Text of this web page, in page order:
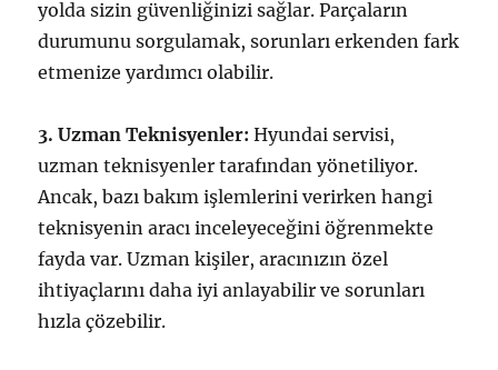
yolda sizin güvenliğinizi sağlar. Parçaların
durumunu sorgulamak, sorunları erkenden fark
etmenize yardımcı olabilir.
3. Uzman Teknisyenler: Hyundai servisi,
uzman teknisyenler tarafından yönetiliyor.
Ancak, bazı bakım işlemlerini verirken hangi
teknisyenin aracı inceleyeceğini öğrenmekte
fayda var. Uzman kişiler, aracınızın özel
ihtiyaçlarını daha iyi anlayabilir ve sorunları
hızla çözebilir.